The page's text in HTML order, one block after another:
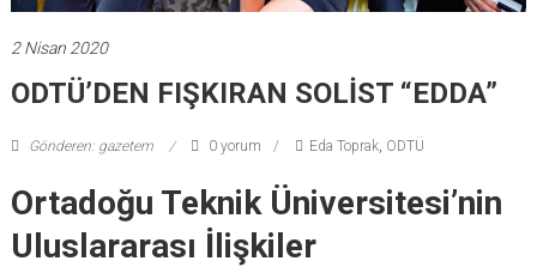
2 Nisan 2020
ODTÜ’DEN FIŞKIRAN SOLİST “EDDA”
Gönderen: gazetem 0 yorum Eda Toprak, ODTÜ
Ortadoğu Teknik Üniversitesi’nin
Uluslararası İlişkiler